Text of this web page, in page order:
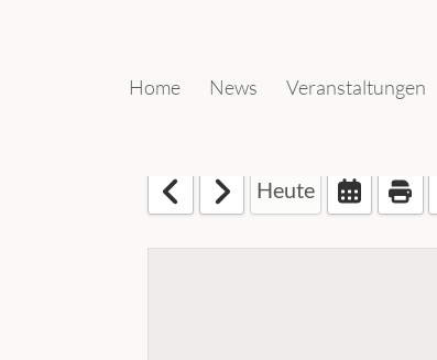
Veranstaltungen
News
Home
Heute